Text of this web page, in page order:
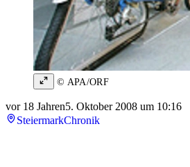
© APA/ORF
vor 18 Jahren5. Oktober 2008 um 10:16
SteiermarkChronik